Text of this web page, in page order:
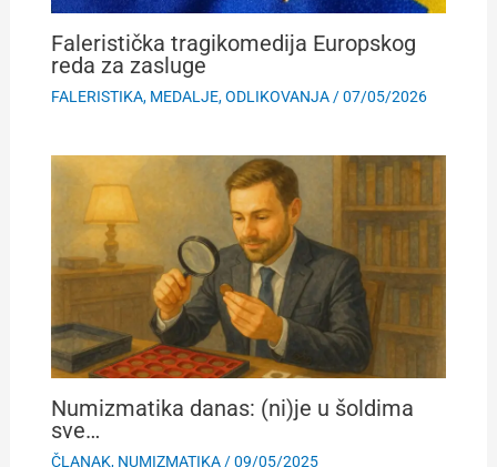
Faleristička tragikomedija Europskog
reda za zasluge
FALERISTIKA, MEDALJE,ODLIKOVANJA/07/05/2026
Numizmatika danas: (ni)je u šoldima
sve…
ČLANAK, NUMIZMATIKA/09/05/2025